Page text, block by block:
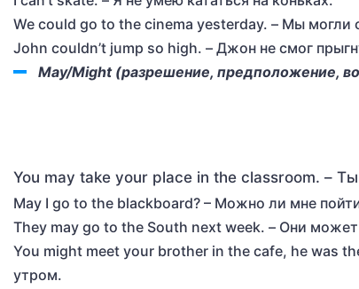
We could go to the cinema yesterday. – Мы могли
John couldn’t jump so high. – Джон не смог
May/Might (разрешение, предположение,
You may take your place in the classroom. –
May I go to the blackboard? – Можно ли мне
They may go to the South next week. – Они
You might meet your brother in the cafe, he was
утром.